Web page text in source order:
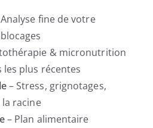
fine de votre
& micronutrition
les plus récentes
– Stress, grignotages,
racine
– Plan alimentaire